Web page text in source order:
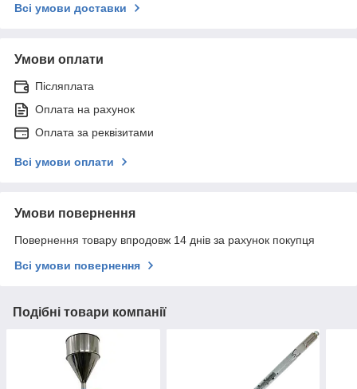
Всі умови доставки
Умови оплати
Післяплата
Оплата на рахунок
Оплата за реквізитами
Всі умови оплати
Умови повернення
Повернення товару впродовж 14 днів за рахунок покупця
Всі умови повернення
Подібні товари компанії